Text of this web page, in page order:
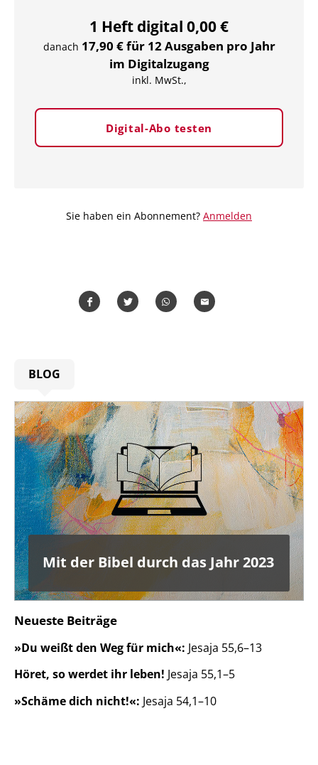
1 Heft digital 0,00 €
danach 17,90 € für 12 Ausgaben pro Jahr
im Digitalzugang
inkl. MwSt.,
Digital-Abo testen
Sie haben ein Abonnement? Anmelden
BLOG
Mit der Bibel durch das Jahr 2023
Neueste Beiträge
»Du weißt den Weg für mich«: Jesaja 55,6–13
Höret, so werdet ihr leben! Jesaja 55,1–5
»Schäme dich nicht!«: Jesaja 54,1–10